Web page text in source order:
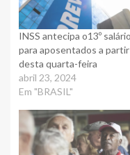
INSS antecipa o13º salário
para aposentados a partir
desta quarta-feira
abril 23, 2024
Em "BRASIL"